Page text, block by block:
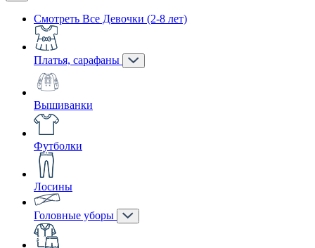
Смотреть Все Девочки (2-8 лет)
Платья, сарафаны
Вышиванки
Футболки
Лосины
Головные уборы